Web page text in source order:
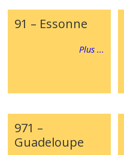
91 – Essonne
Plus ...
971 –
Guadeloupe